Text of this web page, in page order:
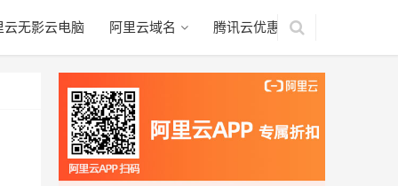
云无影云电脑 阿里云域名 腾讯云优惠